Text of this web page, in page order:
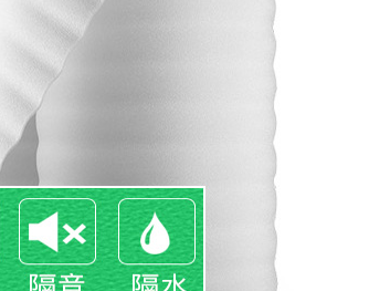
EVA泡棉
PE泡棉
纸箱定做